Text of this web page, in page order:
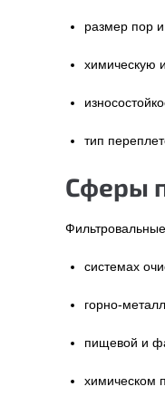
размер пор
химическую
тип
Сферы
системах
горно-
пищевой и
химическом